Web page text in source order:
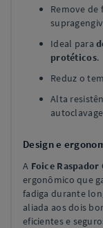
Remove de
Ideal para
protéticos.
Reduz o
Alta
Design e
A Foice
ergonômico que
fadiga durante
aliada aos dois
eficientes e